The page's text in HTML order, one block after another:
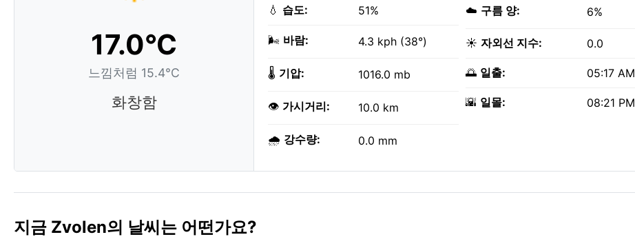
17.0°C
느낌처럼 15.4°C
화창함
💧 습도: 51%
🌬️ 바람: 4.3 kph (38°)
🌡️ 기압: 1016.0 mb
👁️ 가시거리: 10.0 km
🌧️ 강수량: 0.0 mm
☁️ 구름 양: 6%
☀️ 자외선 지수: 0.0
🌅 일출: 05:17 AM
🌇 일몰: 08:21 PM
지금 Zvolen의 날씨는 어떤가요?